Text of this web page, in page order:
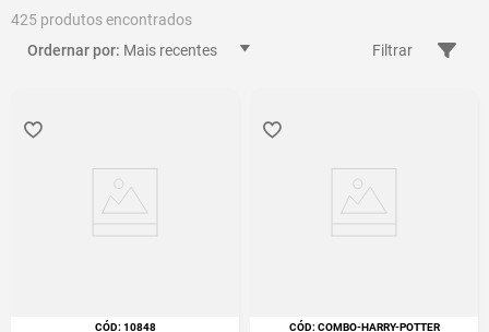
425
Mais recentes
Filtrar
:10848 :COMBO-HARRY-POTTER